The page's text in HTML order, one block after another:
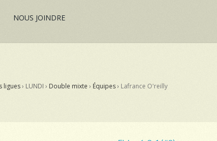
NOUS JOINDRE
ligues› LUNDI › Double mixte › Équipes› Lafrance O'reilly